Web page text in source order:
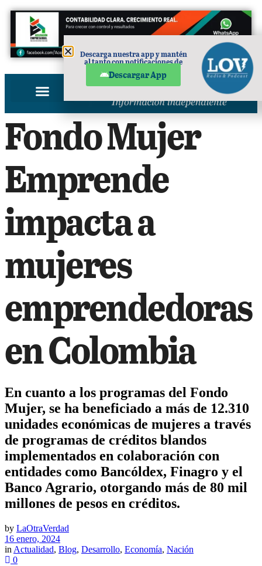
PUBLICIDAD
Fondo Mujer
Emprende
impacta a
mujeres
emprendedoras
en Colombia
En cuanto a los programas del Fondo
Mujer, se ha beneficiado a más de 12.310
unidades económicas de mujeres a través
de programas de créditos blandos
implementados en colaboración con
entidades como Bancóldex, Finagro y el
Banco Agrario, otorgando más de 80 mil
millones de pesos en créditos.
by LaOtraVerdad
16 enero, 2024
in Actualidad, Blog, Desarrollo, Economía, Nación
0
Descarga nuestra app y mantén
al tanto con notificaciones de
Descargar App